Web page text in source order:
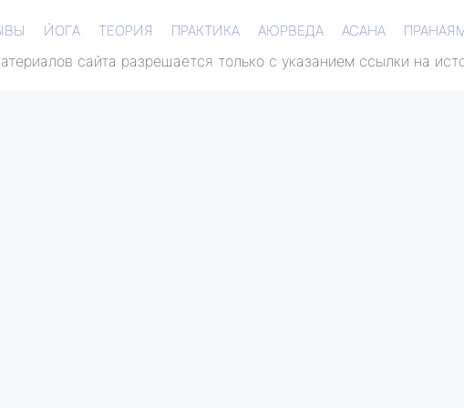
ЙОГА ТЕОРИЯ ПРАКТИКА АЮРВЕДА АСАНА
сайта разрешается только с указанием ссылки на